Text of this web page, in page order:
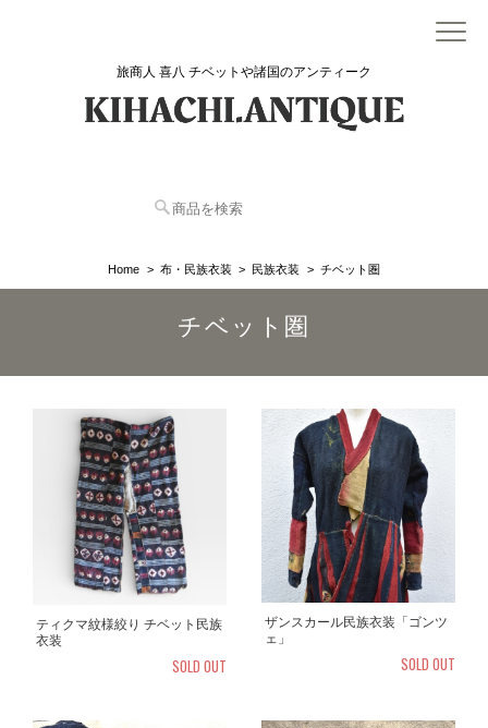
旅商人 喜八 チベットや諸国のアンティーク
Home 布・民族衣装 民族衣装 チベット圏
チベット圏
ティクマ紋様絞り チベット民族
衣装
SOLD OUT
ザンスカール民族衣装「ゴンツ
ェ」
SOLD OUT